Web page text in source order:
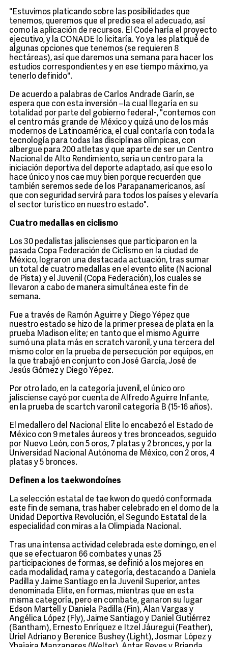
"Estuvimos platicando sobre las posibilidades que
tenemos, queremos que el predio sea el adecuado, así
como la aplicación de recursos. El Code haría el proyecto
ejecutivo, y la CONADE lo licitaría. Yo ya les platiqué de
algunas opciones que tenemos (se requieren 8
hectáreas), así que daremos una semana para hacer los
estudios correspondientes y en ese tiempo máximo, ya
tenerlo definido".
De acuerdo a palabras de Carlos Andrade Garín, se
espera que con esta inversión –la cual llegaría en su
totalidad por parte del gobierno federal-, "contemos con
el centro más grande de México y quizá uno de los más
modernos de Latinoamérica, el cual contaría con toda la
tecnología para todas las disciplinas olímpicas, con
albergue para 200 atletas y que aparte de ser un Centro
Nacional de Alto Rendimiento, sería un centro para la
iniciación deportiva del deporte adaptado, así que eso lo
hace único y nos cae muy bien porque recuerden que
también seremos sede de los Parapanamericanos, así
que con seguridad servirá para todos los países y elevaría
el sector turístico en nuestro estado".
Cuatro medallas en ciclismo
Los 30 pedalistas jaliscienses que participaron en la
pasada Copa Federación de Ciclismo en la ciudad de
México, lograron una destacada actuación, tras sumar
un total de cuatro medallas en el evento elite (Nacional
de Pista) y el Juvenil (Copa Federación), los cuales se
llevaron a cabo de manera simultánea este fin de
semana.
Fue a través de Ramón Aguirre y Diego Yépez que
nuestro estado se hizo de la primer presea de plata en la
prueba Madison elite; en tanto que el mismo Aguirre
sumó una plata más en scratch varonil, y una tercera del
mismo color en la prueba de persecución por equipos, en
la que trabajó en conjunto con José García, José de
Jesús Gómez y Diego Yépez.
Por otro lado, en la categoría juvenil, el único oro
jalisciense cayó por cuenta de Alfredo Aguirre Infante,
en la prueba de scartch varonil categoría B (15-16 años).
El medallero del Nacional Elite lo encabezó el Estado de
México con 9 metales áureos y tres bronceados, seguido
por Nuevo León, con 5 oros, 7 platas y 2 bronces, y por la
Universidad Nacional Autónoma de México, con 2 oros, 4
platas y 5 bronces.
Definen a los taekwondoínes
La selección estatal de tae kwon do quedó conformada
este fin de semana, tras haber celebrado en el domo de la
Unidad Deportiva Revolución, el Segundo Estatal de la
especialidad con miras a la Olimpiada Nacional.
Tras una intensa actividad celebrada este domingo, en el
que se efectuaron 66 combates y unas 25
participaciones de formas, se definió a los mejores en
cada modalidad, rama y categoría, destacando a Daniela
Padilla y Jaime Santiago en la Juvenil Superior, antes
denominada Elite, en formas, mientras que en esta
misma categoría, pero en combate, ganaron su lugar
Edson Martell y Daniela Padilla (Fin), Alan Vargas y
Angélica López (Fly), Jaime Santiago y Daniel Gutiérrez
(Bantham), Ernesto Enríquez e Itzel Jáuregui (Feather),
Uriel Adriano y Berenice Bushey (Light), Josmar López y